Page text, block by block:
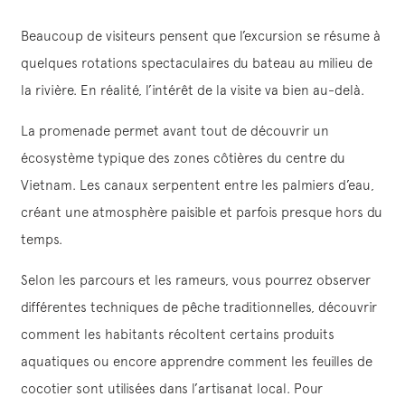
Beaucoup de visiteurs pensent que l’excursion se résume à
quelques rotations spectaculaires du bateau au milieu de
la rivière. En réalité, l’intérêt de la visite va bien au-delà.
La promenade permet avant tout de découvrir un
écosystème typique des zones côtières du centre du
Vietnam. Les canaux serpentent entre les palmiers d’eau,
créant une atmosphère paisible et parfois presque hors du
temps.
Selon les parcours et les rameurs, vous pourrez observer
différentes techniques de pêche traditionnelles, découvrir
comment les habitants récoltent certains produits
aquatiques ou encore apprendre comment les feuilles de
cocotier sont utilisées dans l’artisanat local. Pour